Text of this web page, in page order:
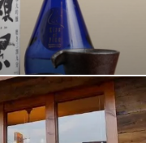
を心ゆくまでお楽しみ
味しさを最大限に引き
日本酒や本格焼酎を種
仕入れ状況や、季節ごと